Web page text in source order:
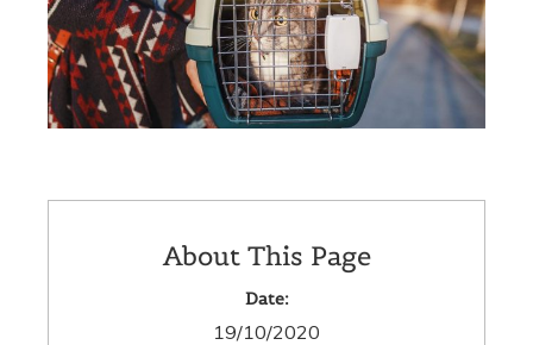
About This Page
Date:
19/10/2020